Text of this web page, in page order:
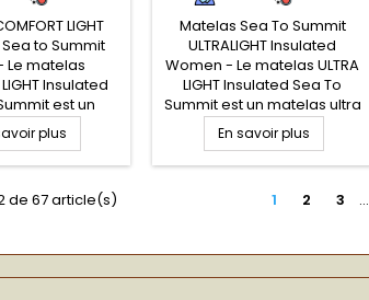
LIGHT
to Summit
Le matelas
Insulated
est un
ultra
(indice R-
un meilleur
Isolation
vers le sol.
fournie
plus
Matelas Sea To Summit
ULTRALIGHT Insulated
Women - Le matelas ULTRA
LIGHT Insulated Sea To
Summit est un matelas ultra
léger, isolé et chaud (indice
R-Value 3.5) pour un
meilleur confort du
léger. Isolation Thermolite
sol. Pompe Airstream
fournie pour assurer un
En savoir plus
de 67 article(s) 1 2 3 …